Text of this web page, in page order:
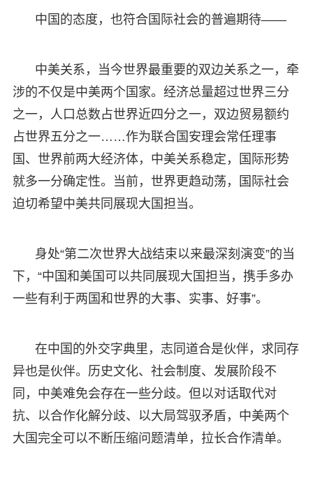
中国的态度，也符合国际社会的普遍期待——
中美关系，当今世界最重要的双边关系之一，牵
涉的不仅是中美两个国家。经济总量超过世界三分
之一，人口总数占世界近四分之一，双边贸易额约
占世界五分之一……作为联合国安理会常任理事
国、世界前两大经济体，中美关系稳定，国际形势
就多一分确定性。当前，世界更趋动荡，国际社会
迫切希望中美共同展现大国担当。
身处“第二次世界大战结束以来最深刻演变”的当
下，“中国和美国可以共同展现大国担当，携手多办
一些有利于两国和世界的大事、实事、好事”。
在中国的外交字典里，志同道合是伙伴，求同存
异也是伙伴。历史文化、社会制度、发展阶段不
同，中美难免会存在一些分歧。但以对话取代对
抗、以合作化解分歧、以大局驾驭矛盾，中美两个
大国完全可以不断压缩问题清单，拉长合作清单。